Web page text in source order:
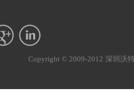
Copyright © 2009-2012 深圳沃